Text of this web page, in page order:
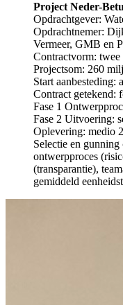
Project Neder-
Opdrachtgever:
Opdrachtnemer:
Vermeer, GMB en
Contractvorm:
Projectsom: 260
Start aanbesteding:
Contract getekend:
Fase 1
Fase 2 Uitvoering:
Oplevering: medio
Selectie en
ontwerpproces
(transparantie),
gemiddeld